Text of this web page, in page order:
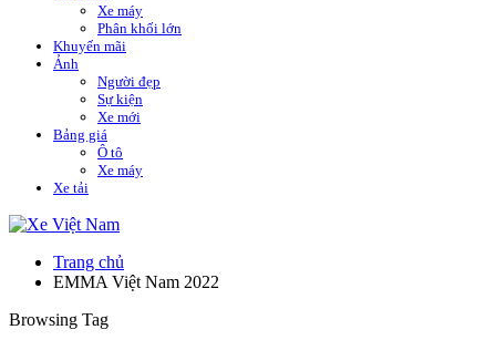
Xe máy
Phân khối lớn
Khuyến mãi
Ảnh
Người đẹp
Sự kiện
Xe mới
Bảng giá
Ô tô
Xe máy
Xe tải
Trang chủ
EMMA Việt Nam 2022
Browsing Tag